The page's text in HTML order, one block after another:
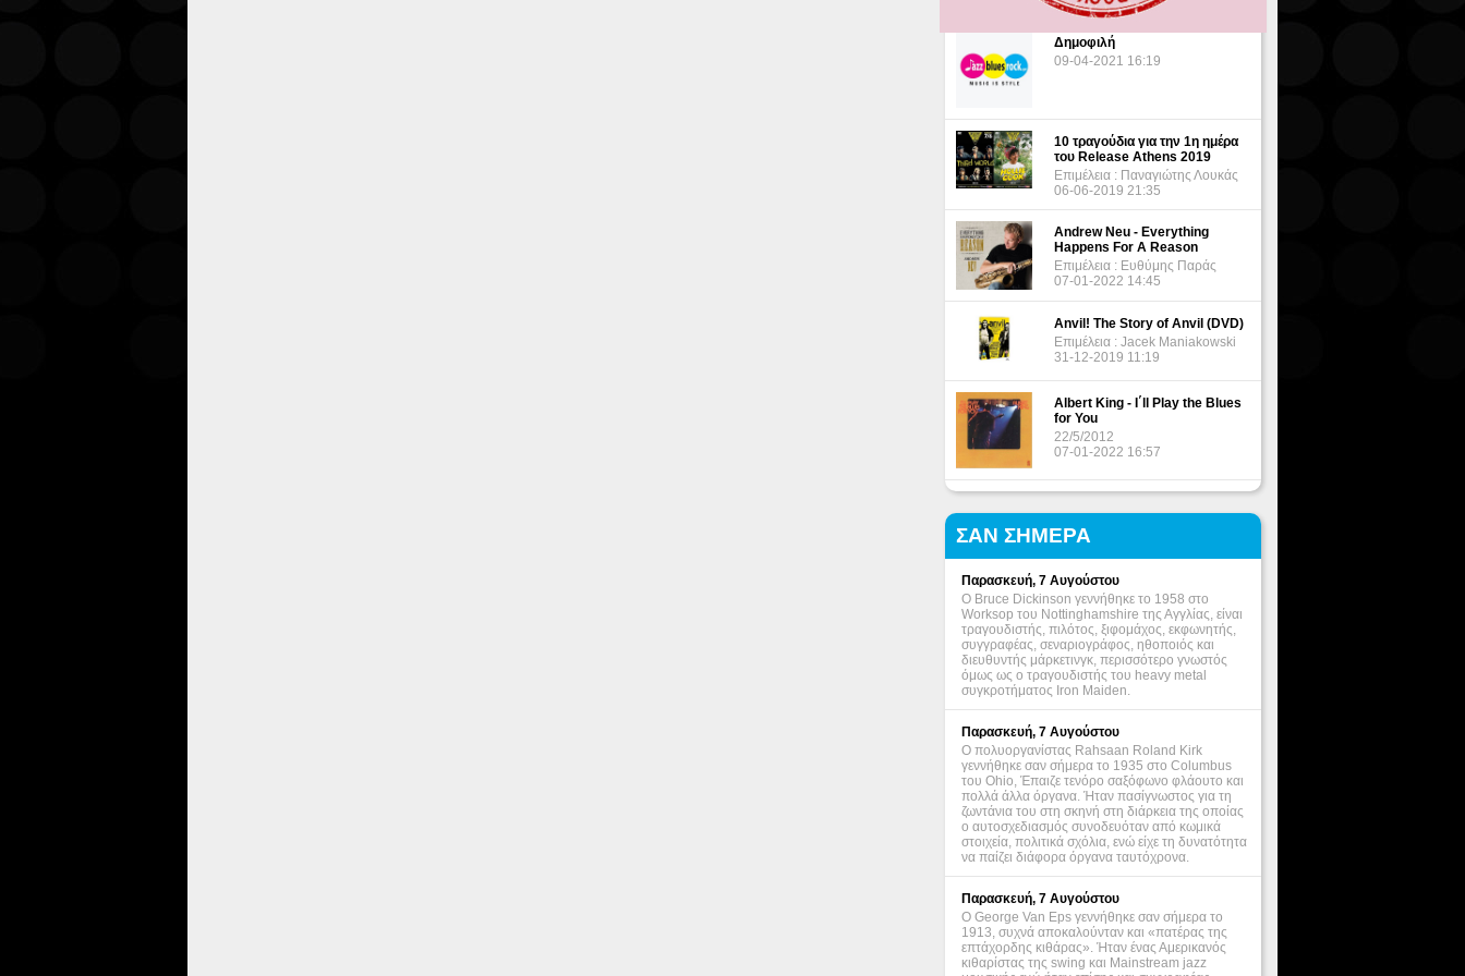
Δημοφιλή
09-04-2021 16:19
10 τραγούδια για την 1η ημέρα
του Release Athens 2019
Επιμέλεια : Παναγιώτης Λουκάς
06-06-2019 21:35
Andrew Neu - Everything
Happens For A Reason
Επιμέλεια : Ευθύμης Παράς
07-01-2022 14:45
Anvil! The Story of Anvil (DVD)
Επιμέλεια : Jacek Maniakowski
31-12-2019 11:19
Albert King - I΄ll Play the Blues
for You
22/5/2012
07-01-2022 16:57
ΣΑΝ ΣΗΜΕΡΑ
Παρασκευή, 7 Αυγούστου
Ο Bruce Dickinson γεννήθηκε το 1958 στο
Worksop του Nottinghamshire της Αγγλίας, είναι
τραγουδιστής, πιλότος, ξιφομάχος, εκφωνητής,
συγγραφέας, σεναριογράφος, ηθοποιός και
διευθυντής μάρκετινγκ, περισσότερο γνωστός
όμως ως ο τραγουδιστής του heavy metal
συγκροτήματος Iron Maiden.
Παρασκευή, 7 Αυγούστου
Ο πολυοργανίστας Rahsaan Roland Kirk
γεννήθηκε σαν σήμερα το 1935 στο Columbus
του Ohio, Έπαιζε τενόρο σαξόφωνο φλάουτο και
πολλά άλλα όργανα. Ήταν πασίγνωστος για τη
ζωντάνια του στη σκηνή στη διάρκεια της οποίας
ο αυτοσχεδιασμός συνοδευόταν από κωμικά
στοιχεία, πολιτικά σχόλια, ενώ είχε τη δυνατότητα
να παίζει διάφορα όργανα ταυτόχρονα.
Παρασκευή, 7 Αυγούστου
Ο George Van Eps γεννήθηκε σαν σήμερα το
1913, συχνά αποκαλούνταν και «πατέρας της
επτάχορδης κιθάρας». Ήταν ένας Αμερικανός
κιθαρίστας της swing και Mainstream jazz